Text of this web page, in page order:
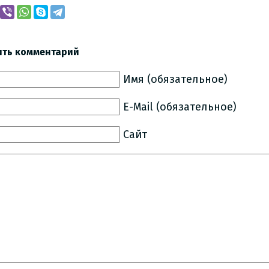
комментарий
Имя (обязательное)
E-Mail (обязательное)
Сайт